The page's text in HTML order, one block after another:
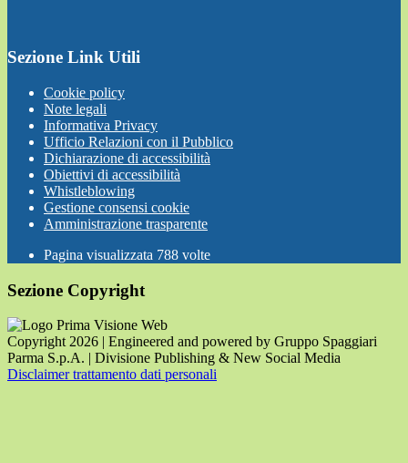
Sezione Link Utili
Cookie policy
Note legali
Informativa Privacy
Ufficio Relazioni con il Pubblico
Dichiarazione di accessibilità
Obiettivi di accessibilità
Whistleblowing
Gestione consensi cookie
Amministrazione trasparente
Pagina visualizzata 788 volte
Sezione Copyright
Copyright 2026 | Engineered and powered by Gruppo Spaggiari
Parma S.p.A. | Divisione Publishing & New Social Media
Disclaimer trattamento dati personali